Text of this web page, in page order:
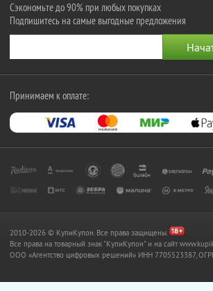
Сэкономьте до 90% при любых покупках
Подпишитесь на самые выгодные предложения
Принимаем к оплате:
2010-2026 © КупиКупон. Все права защищены.
Все права на товарный знак "КупиКупон" и на сайт
OOO «Агентство цифровых решений» ИНН 7705523387,